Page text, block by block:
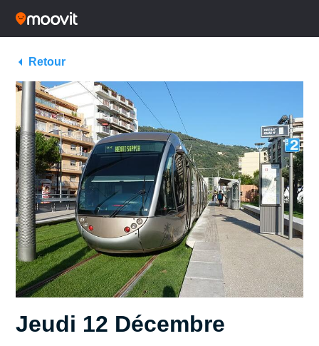
Retour
Jeudi 12 Décembre